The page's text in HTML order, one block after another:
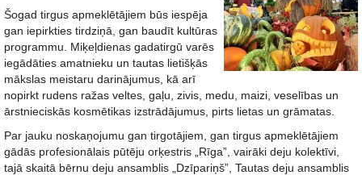
Šogad tirgus apmeklētājiem būs iespēja
gan iepirkties tirdziņā, gan baudīt kultūras
programmu. Miķeļdienas gadatirgū varēs
iegādāties amatnieku un tautas lietišķās
mākslas meistaru darinājumus, kā arī
nopirkt rudens ražas veltes, gaļu, zivis, medu, maizi, veselības un
ārstnieciskās kosmētikas izstrādājumus, pirts lietas un grāmatas.
Par jauku noskaņojumu gan tirgotājiem, gan tirgus apmeklētājiem
gādās profesionālais pūtēju orķestris „Rīga”, vairāki deju kolektīvi,
tajā skaitā bērnu deju ansamblis „Dzīpariņš”, Tautas deju ansamblis